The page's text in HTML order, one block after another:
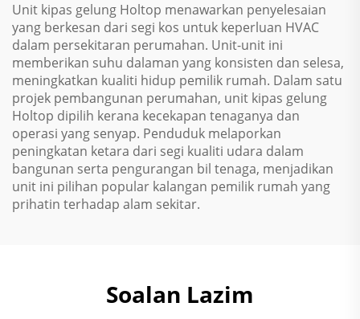
Unit kipas gelung Holtop menawarkan penyelesaian
yang berkesan dari segi kos untuk keperluan HVAC
dalam persekitaran perumahan. Unit-unit ini
memberikan suhu dalaman yang konsisten dan selesa,
meningkatkan kualiti hidup pemilik rumah. Dalam satu
projek pembangunan perumahan, unit kipas gelung
Holtop dipilih kerana kecekapan tenaganya dan
operasi yang senyap. Penduduk melaporkan
peningkatan ketara dari segi kualiti udara dalam
bangunan serta pengurangan bil tenaga, menjadikan
unit ini pilihan popular kalangan pemilik rumah yang
prihatin terhadap alam sekitar.
Soalan Lazim